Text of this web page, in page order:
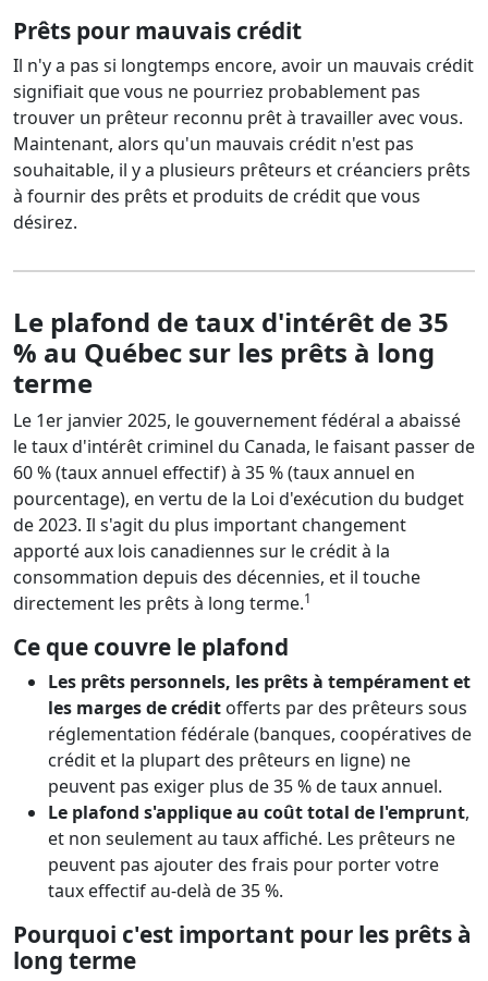
Prêts pour mauvais crédit
Il n'y a pas si longtemps encore, avoir un mauvais crédit
signifiait que vous ne pourriez probablement pas
trouver un prêteur reconnu prêt à travailler avec vous.
Maintenant, alors qu'un mauvais crédit n'est pas
souhaitable, il y a plusieurs prêteurs et créanciers prêts
à fournir des prêts et produits de crédit que vous
désirez.
Le plafond de taux d'intérêt de 35
% au Québec sur les prêts à long
terme
Le 1er janvier 2025, le gouvernement fédéral a abaissé
le taux d'intérêt criminel du Canada, le faisant passer de
60 % (taux annuel effectif) à 35 % (taux annuel en
pourcentage), en vertu de la Loi d'exécution du budget
de 2023. Il s'agit du plus important changement
apporté aux lois canadiennes sur le crédit à la
consommation depuis des décennies, et il touche
directement les prêts à long terme.1
Ce que couvre le plafond
Les prêts personnels, les prêts à tempérament et
les marges de crédit offerts par des prêteurs sous
réglementation fédérale (banques, coopératives de
crédit et la plupart des prêteurs en ligne) ne
peuvent pas exiger plus de 35 % de taux annuel.
Le plafond s'applique au coût total de l'emprunt,
et non seulement au taux affiché. Les prêteurs ne
peuvent pas ajouter des frais pour porter votre
taux effectif au-delà de 35 %.
Pourquoi c'est important pour les prêts à
long terme